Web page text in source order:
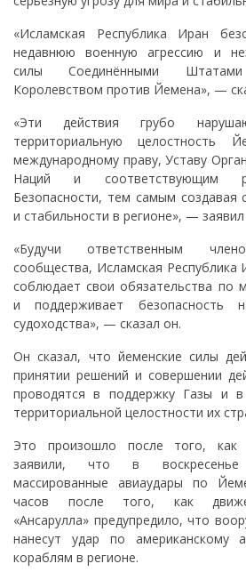
«Исламская Республика Иран
недавнюю военную агрессию и
силы Соединёнными
Королевством против Йемена», —
«Эти действия грубо
территориальную целостность
международному праву, Уставу
Наций и соответствующим
Безопасности, тем самым создавая
и стабильности в регионе», —
«Будучи ответственным
сообщества, Исламская Республика
соблюдает свои обязательства по
и поддерживает
судоходства», — сказал он.
Он сказал, что йеменские силы
принятии решений и совершении
проводятся в поддержку Газы и
территориальной целостности их
Это произошло после того, как
заявили, что в
массированные авиаудары по
часов после того, как
«Ансарулла» предупредило, что
нанесут удар по американскому
кораблям в регионе.